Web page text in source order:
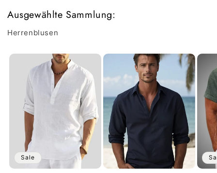
Ausgewählte Sammlung:
Herrenblusen
Sale